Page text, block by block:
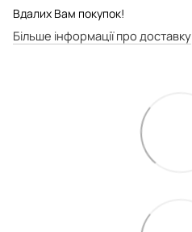
Вдалих Вам покупок!
Більше інформації про доставку